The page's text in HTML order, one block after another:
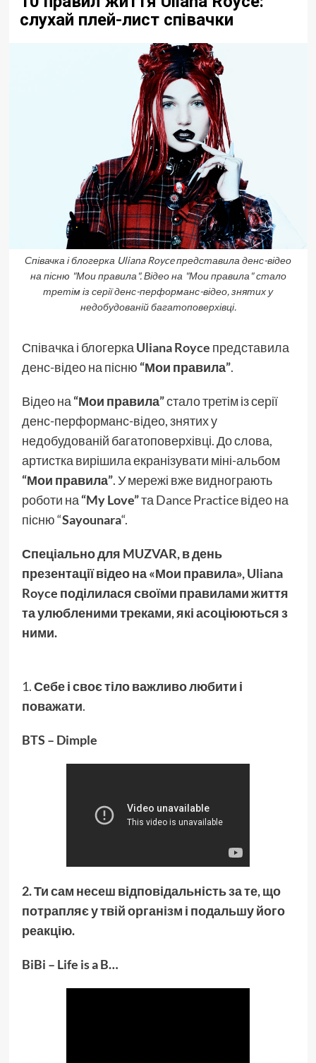
слухай плей-лист співачки
Співачка і блогерка Uliana Royce представила денс-відео
на пісню "Мои правила". Відео на "Мои правила" стало
третім із серії денс-перформанс-відео, знятих у
недобудованій багатоповерхівці.
Співачка і блогерка Uliana Royce представила
денс-відео на пісню “Мои правила”.
Відео на “Мои правила”стало третім із серії
денс-перформанс-відео, знятих у
недобудованій багатоповерхівці. До слова,
артистка вирішила екранізувати міні-альбом
“Мои правила”. У мережі вже виднограють
роботи на “My Love”та Dance Practice відео на
пісню “Sayounara“.
Спеціально для MUZVAR, в день
презентації відео на «Мои правила», Uliana
Royce поділилася своїми правилами життя
та улюбленими треками, які асоціюються з
ними.
1.Себе і своє тіло важливо любити і
поважати.
BTS – Dimple
2.Ти сам несеш відповідальність за те, що
потрапляє у твій організм і подальшу його
реакцію.
BiBi – Life is a B…